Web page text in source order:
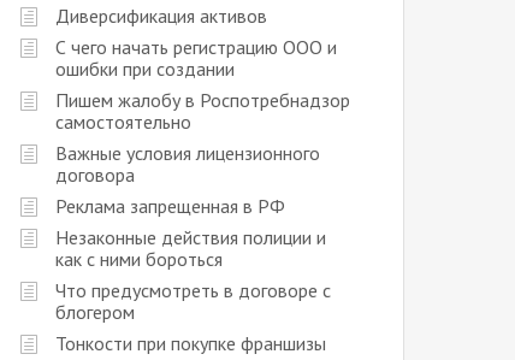
Диверсификация активов
С чего начать регистрацию ООО и
ошибки при создании
Пишем жалобу в Роспотребнадзор
самостоятельно
Важные условия лицензионного
договора
Реклама запрещенная в РФ
Незаконные действия полиции и
как с ними бороться
Что предусмотреть в договоре с
блогером
Тонкости при покупке франшизы